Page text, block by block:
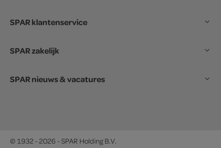
SPAR klantenservice
SPAR zakelijk
SPAR nieuws & vacatures
© 1932 - 2026 - SPAR Holding B.V.